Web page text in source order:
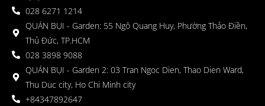
028 6271 1214
QUÁN BỤI - Garden: 55 Ngô Quang Huy, Phường Thảo Điền,
Thủ Đức, TP.HCM
028 3898 9088
QUÁN BỤI - Garden 2: 03 Tran Ngoc Dien, Thao Dien Ward,
Thu Duc city, Ho Chi Minh city
+84347892647